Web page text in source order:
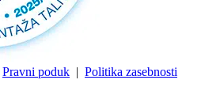
Pravni poduk | Politika zasebnosti